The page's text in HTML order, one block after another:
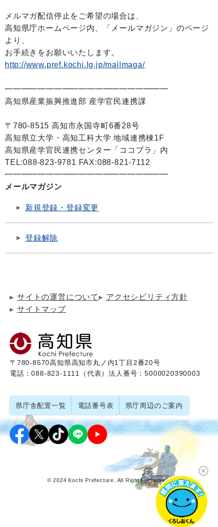
メルマガ配信停止をご希望の場合は、
高知県庁ホームページ内、「メールマガジン」のページ
より、
お手続きをお願いいたします。
http://www.pref.kochi.lg.jp/mailmaga/
━━━━━━━━━━━━━━━━━━━━
高知県産業振興推進部 産学官民連携課
〒780-8515 高知市永国寺町6番28号
高知県立大学・高知工科大学 地域連携棟1F
高知県産学官民連携センター「ココプラ」内
TEL:088-823-9781 FAX:088-821-7112
━━━━━━━━━━━━━━━━━━━━
メールマガジン
新規登録・登録変更
登録解除
サイトの運営について
アクセシビリティ方針
サイトマップ
〒780-8570高知県高知市丸ノ内1丁目2番20号
電話：088-823-1111（代表）法人番号：5000020390003
県庁舎配置一覧 電話番号表 県庁周辺のご案内
© 2024 Kochi Prefecture. All Rights reserved.